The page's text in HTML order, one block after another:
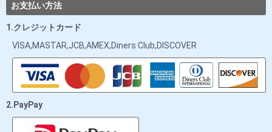
お支払い方法
1.クレジットカード
VISA,MASTAR,JCB,AMEX,Diners Club,DISCOVER
2.PayPay